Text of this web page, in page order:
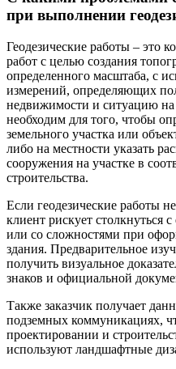
при выполнении
Геодезические работы – это
работ с целью создания
определенного масштаба, с
измерений, определяющих
недвижимости и ситуацию
необходим для того, чтобы
земельного участка или
либо на местности указать
сооружения на участке в
строительства.
Если геодезические работы
клиент рискует столкнуться
или со сложностями при
здания. Предварительное
получить визуальное
знаков и официальной
Также заказчик получает
подземных коммуникациях,
проектировании и
используют ландшафтные